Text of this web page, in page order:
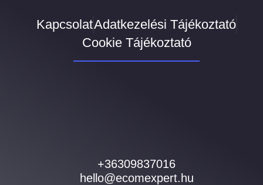
KapcsolatAdatkezelési Tájékoztató
Cookie Tájékoztató
+36309837016
hello@ecomexpert.hu